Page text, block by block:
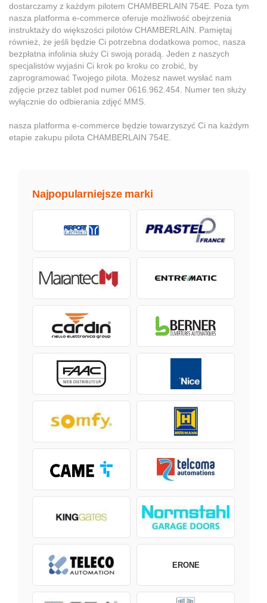
dostarczamy z każdym pilotem CHAMBERLAIN 754E. Poza tym
nasza platforma e-commerce oferuje możliwość obejrzenia
instruktaży do większości pilotów CHAMBERLAIN. Pamiętaj
również, że jeśli będzie Ci potrzebna dodatkowa pomoc, nasza
bezpłatna infolinia służy Ci swoją poradą. Jeden z naszych
specjalistów wyjaśni Ci krok po kroku co zrobić, by
zaprogramować Twojego pilota. Możesz nawet wysłać nam
zdjęcie przez tablet pod numer 0616.962.454. Numer ten służy
wyłącznie do odbierania zdjęć MMS.
nasza platforma e-commerce będzie towarzyszyć Ci na każdym
etapie zakupu pilota CHAMBERLAIN 754E.
Najpopularniejsze marki
ERONE